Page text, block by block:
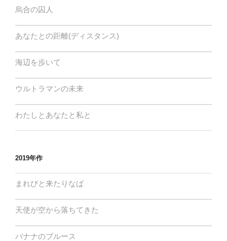
烏合の囚人
あなたとの距離(ディスタンス)
海辺を歩いて
ウルトラマンの未来
わたしとあなたと私と
2019年作
まれびと来たりなば
天使が空から落ちてきた
バナナのブルース